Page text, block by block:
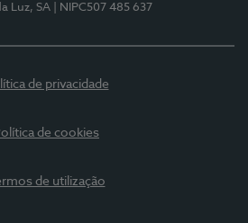
Luz, SA
| NIPC507 485 637
de privacidade
de cookies
de utilização